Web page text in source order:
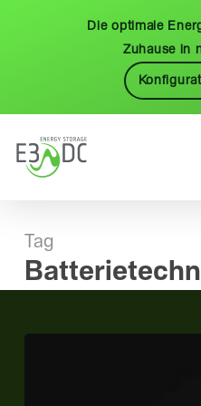
Die optimale
Zuhause in
Tag